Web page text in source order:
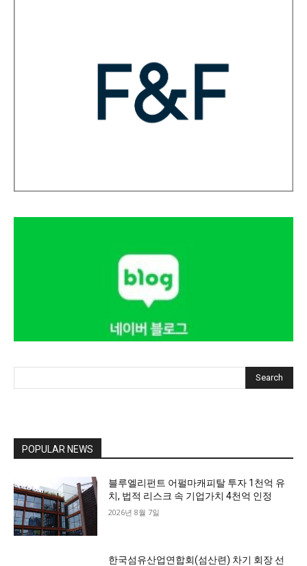
Search
POPULAR NEWS
블루엘리펀트 어펄마캐피탈 투자 1천억 유
치, 법적 리스크 속 기업가치 4천억 인정
2026년 8월 7일
한국섬유산업연합회(섬산련) 차기 회장 선